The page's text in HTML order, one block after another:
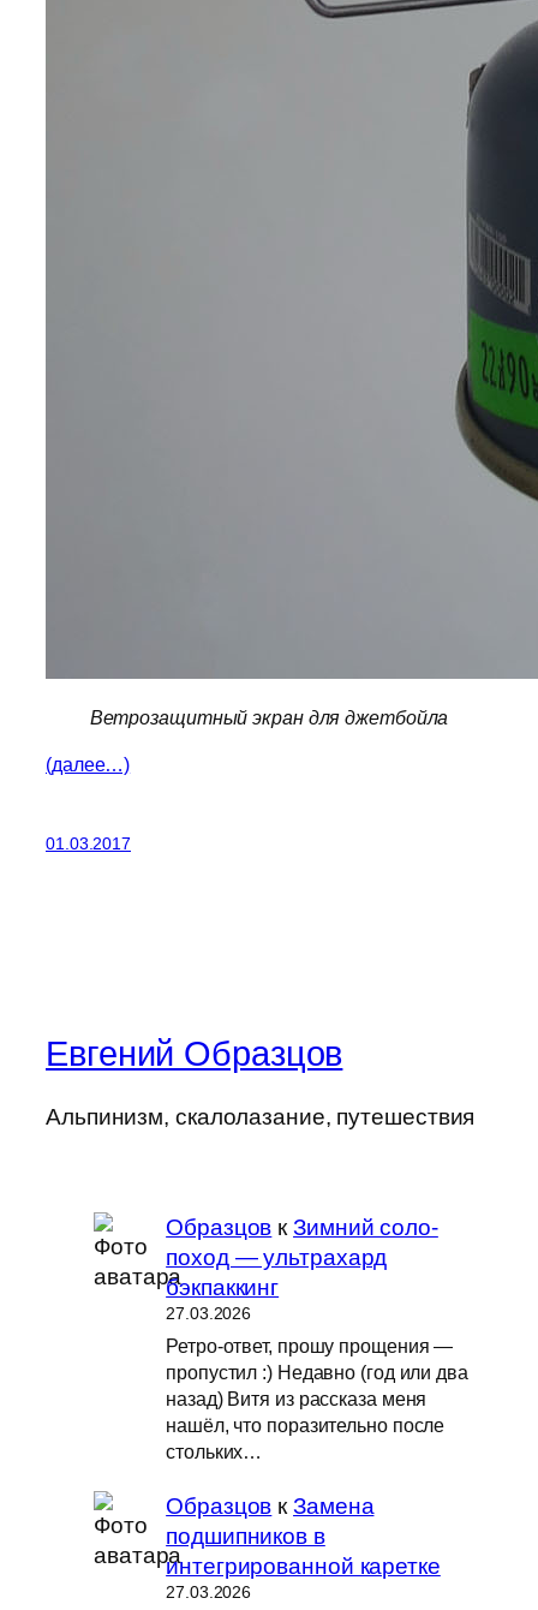
Ветрозащитный экран для джетбойла
(далее…)
01.03.2017
Евгений Образцов
Альпинизм, скалолазание, путешествия
Образцов кЗимний соло-
поход — ультрахард
бэкпаккинг
27.03.2026
Ретро-ответ, прошу прощения —
пропустил :) Недавно (год или два
назад) Витя из рассказа меня
нашёл, что поразительно после
стольких…
Образцов кЗамена
подшипников в
интегрированной каретке
27.03.2026